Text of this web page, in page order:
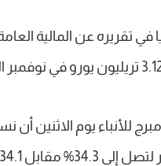
في تقريره عن المالية
للأنباء يوم الاثنين
34.1% في أكتوبر.